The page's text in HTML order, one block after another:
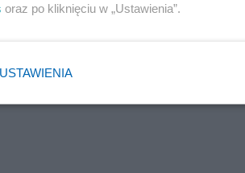
oraz po kliknięciu w „Ustawienia”.
USTAWIENIA